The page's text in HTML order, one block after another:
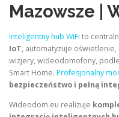
Mazowsze |
Inteligentny hub WiFi to
IoT, automatyzuje
wizjery, wideodomofony,
Smart Home. Profesjonalny
bezpieczeństwo i pełną
Wideodom.eu realizuje